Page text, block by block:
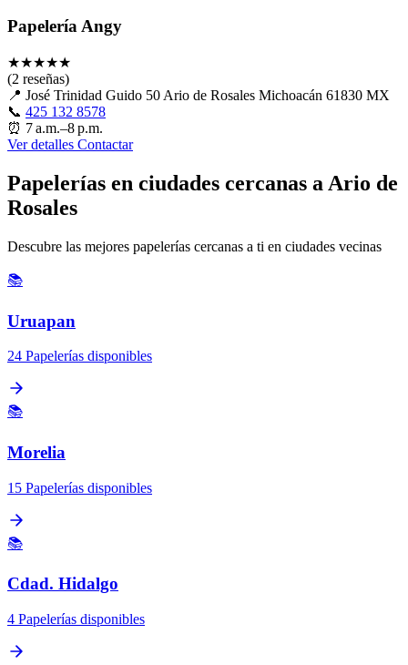
Papelería Angy
★★★★★
(2 reseñas)
📍 José Trinidad Guido 50 Ario de Rosales Michoacán 61830 MX
📞 425 132 8578
⏰ 7 a.m.–8 p.m.
Ver detalles Contactar
Papelerías en ciudades cercanas a Ario de
Rosales
Descubre las mejores papelerías cercanas a ti en ciudades vecinas
📚
Uruapan
24 Papelerías disponibles
📚
Morelia
15 Papelerías disponibles
📚
Cdad. Hidalgo
4 Papelerías disponibles